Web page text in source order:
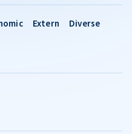
Extern Diverse